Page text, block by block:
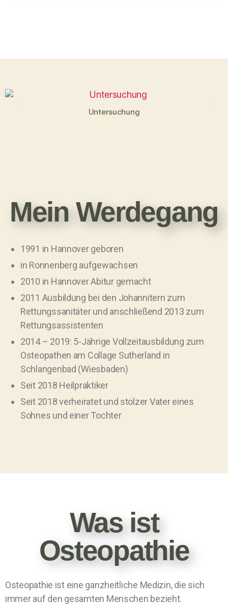
Untersuchung
Mein Werdegang
1991 in Hannover geboren
in Ronnenberg aufgewachsen
2010 in Hannover Abitur gemacht
2011 Ausbildung bei den Johannitern zum
Rettungssanitäter und anschließend 2013 zum
Rettungsassistenten
2014 – 2019: 5-Jährige Vollzeitausbildung zum
Osteopathen am Collage Sutherland in
Schlangenbad (Wiesbaden)
Seit 2018 Heilpraktiker
Seit 2018 verheiratet und stolzer Vater eines
Sohnes und einer Tochter
Was ist
Osteopathie
Osteopathie ist eine ganzheitliche Medizin, die sich
immer auf den gesamten Menschen bezieht.